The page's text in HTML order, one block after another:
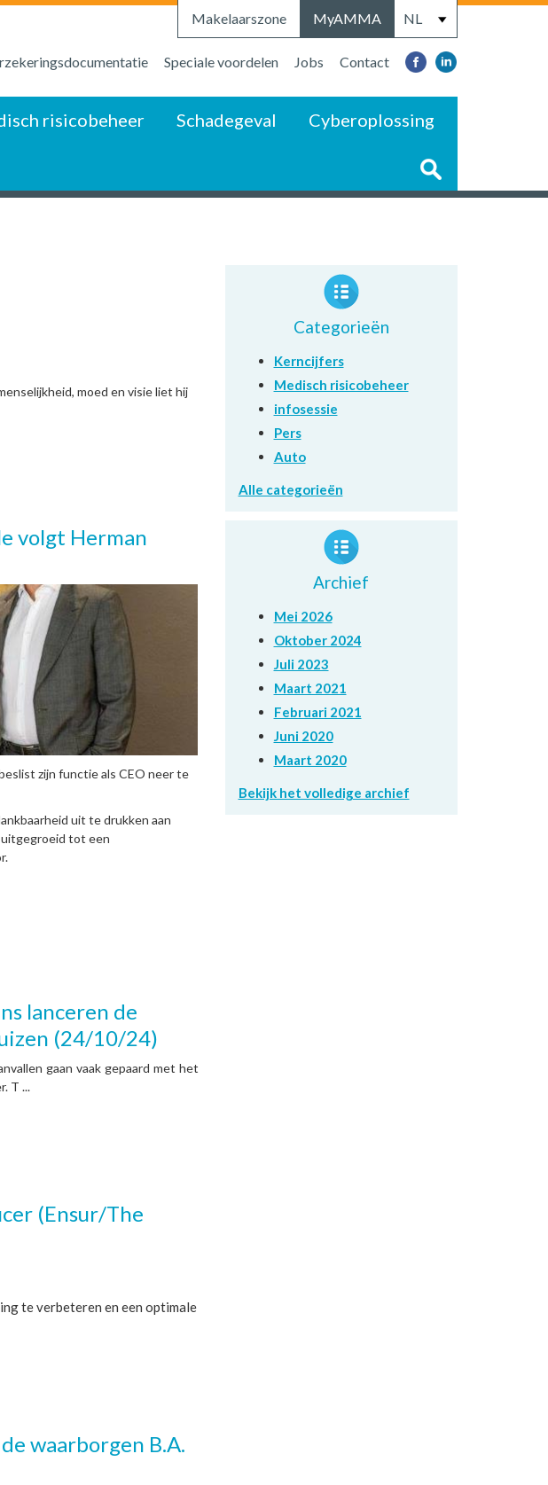
Makelaarszone MyAMMA
Speciale voordelen Jobs Contact
risicobeheer Schadegeval Cyberoplossing
moed en visie liet hij
volgt Herman
zijn functie als CEO neer te
uit te drukken aan
uitgegroeid tot een
lanceren de
(24/10/24)
gaan vaak gepaard met het
T ...
(Ensur/The
te verbeteren en een optimale
waarborgen B.A.
Categorieën
Kerncijfers
Medisch risicobeheer
infosessie
Pers
Auto
Alle categorieën
Archief
Mei 2026
Oktober 2024
Juli 2023
Maart 2021
Februari 2021
Juni 2020
Maart 2020
Bekijk het volledige archief